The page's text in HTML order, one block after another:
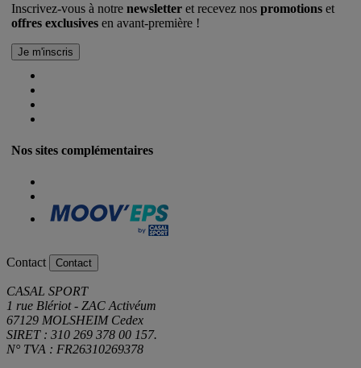
Inscrivez-vous à notre newsletter et recevez nos promotions et
offres exclusives en avant-première !
Nos sites complémentaires
Contact Contact
CASAL SPORT
1 rue Blériot - ZAC Activéum
67129 MOLSHEIM Cedex
SIRET : 310 269 378 00 157.
N° TVA : FR26310269378